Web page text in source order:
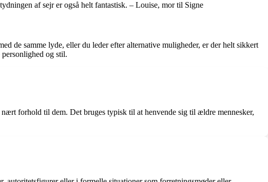
af sejr er også helt fantastisk. – Louise, mor til Signe
de samme lyde, eller du leder efter alternative muligheder, er der helt sikkert
og stil.
forhold til dem. Det bruges typisk til at henvende sig til ældre mennesker,